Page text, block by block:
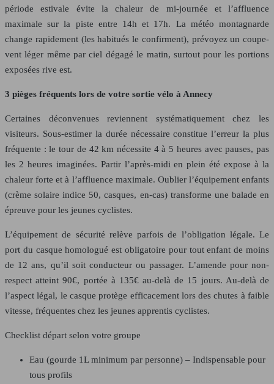
période estivale évite la chaleur de mi-journée et l’affluence
maximale sur la piste entre 14h et 17h. La météo montagnarde
change rapidement (les habitués le confirment), prévoyez un coupe-
vent léger même par ciel dégagé le matin, surtout pour les portions
exposées rive est.
3 pièges fréquents lors de votre sortie vélo à Annecy
Certaines déconvenues reviennent systématiquement chez les
visiteurs. Sous-estimer la durée nécessaire constitue l’erreur la plus
fréquente : le tour de 42 km nécessite 4 à 5 heures avec pauses, pas
les 2 heures imaginées. Partir l’après-midi en plein été expose à la
chaleur forte et à l’affluence maximale. Oublier l’équipement enfants
(crème solaire indice 50, casques, en-cas) transforme une balade en
épreuve pour les jeunes cyclistes.
L’équipement de sécurité relève parfois de l’obligation légale. Le
port du casque homologué est obligatoire pour tout enfant de moins
de 12 ans, qu’il soit conducteur ou passager. L’amende pour non-
respect atteint 90€, portée à 135€ au-delà de 15 jours. Au-delà de
l’aspect légal, le casque protège efficacement lors des chutes à faible
vitesse, fréquentes chez les jeunes apprentis cyclistes.
Checklist départ selon votre groupe
Eau (gourde 1L minimum par personne) – Indispensable pour
tous profils